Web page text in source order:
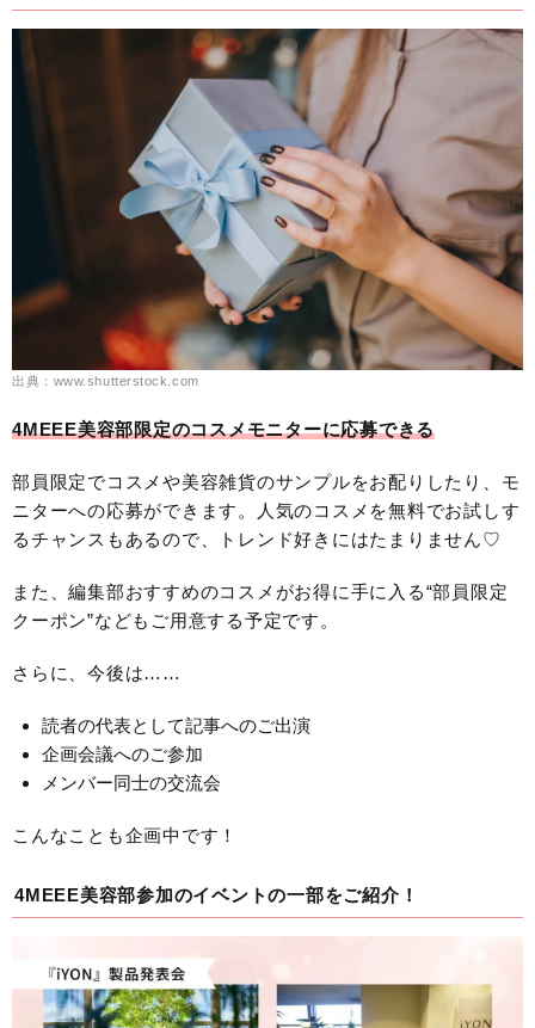
出典：www.shutterstock.com
4MEEE美容部限定のコスメモニターに応募できる
部員限定でコスメや美容雑貨のサンプルをお配りしたり、モ
ニターへの応募ができます。人気のコスメを無料でお試しす
るチャンスもあるので、トレンド好きにはたまりません♡
また、編集部おすすめのコスメがお得に手に入る“部員限定
クーポン”などもご用意する予定です。
さらに、今後は……
読者の代表として記事へのご出演
企画会議へのご参加
メンバー同士の交流会
こんなことも企画中です！
4MEEE美容部参加のイベントの一部をご紹介！